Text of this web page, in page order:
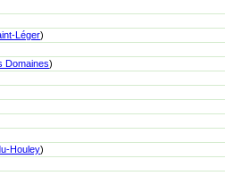
Léger)
Domaines)
Houley)